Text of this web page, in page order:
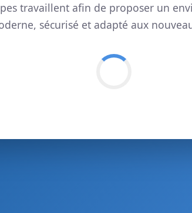
travaillent afin de proposer un
sécurisé et adapté aux